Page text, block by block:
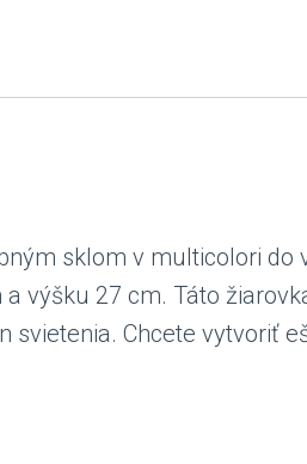
sklom v multicolori do
výšku 27 cm. Táto
svietenia. Chcete vytvoriť